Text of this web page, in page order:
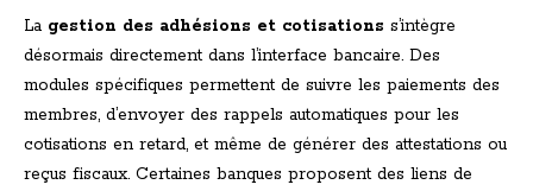
La gestion des adhésions et cotisations s’intègre
désormais directement dans l’interface bancaire. Des
modules spécifiques permettent de suivre les paiements des
membres, d’envoyer des rappels automatiques pour les
cotisations en retard, et même de générer des attestations ou
reçus fiscaux. Certaines banques proposent des liens de